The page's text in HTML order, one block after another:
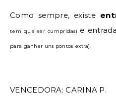
Como sempre, existe
tem que ser cumpridas) e
para ganhar uns pontos extra).
VENCEDORA: CARINA P.